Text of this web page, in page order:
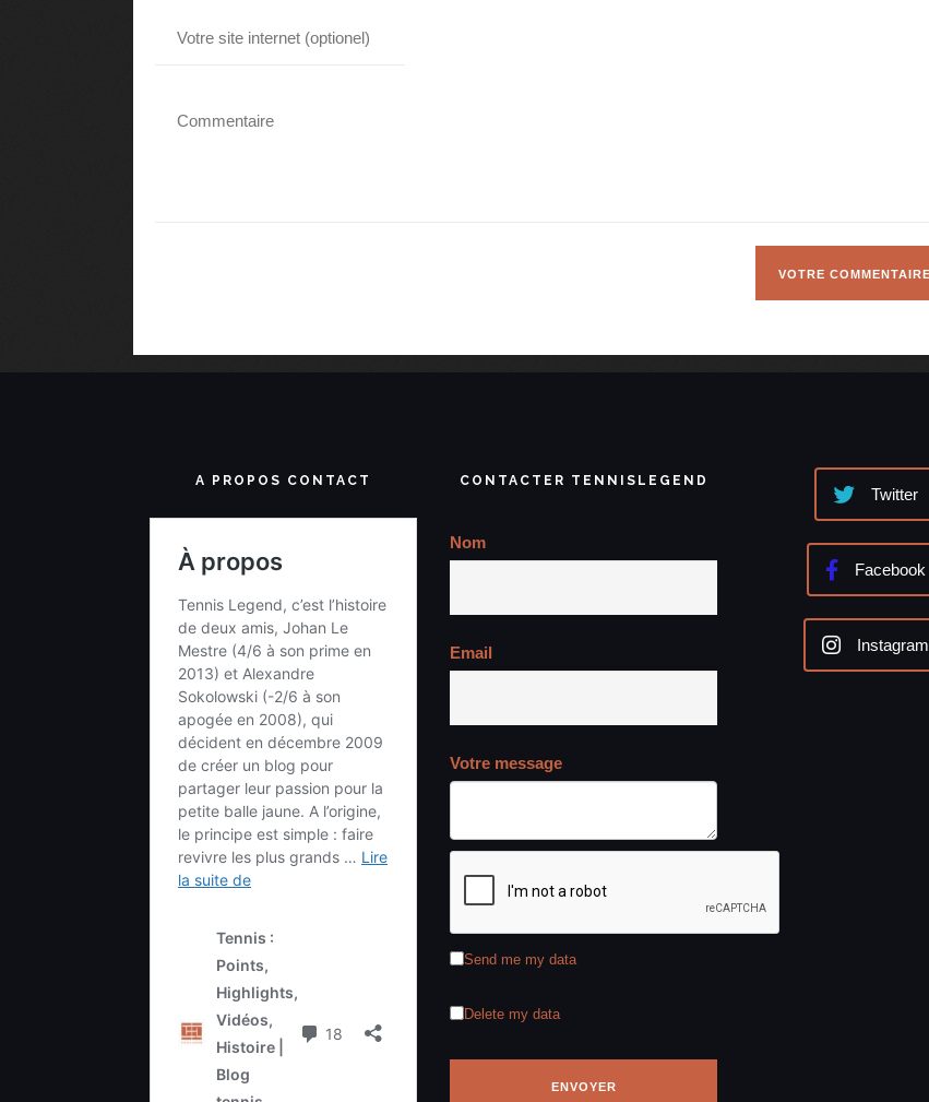
A PROPOS CONTACT CONTACTER TENNISLEGEND
Nom
Email
Votre message
Send me my data
Delete my data
Twitter
Facebook
Instagram